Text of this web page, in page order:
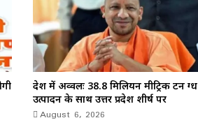
देश में अव्वलः 38.8 मिलियन मीट्रिक टन दुग्ध
उत्पादन के साथ उत्तर प्रदेश शीर्ष पर
August 6, 2026